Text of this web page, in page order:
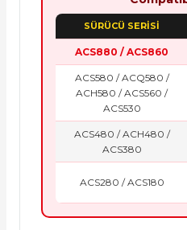
SÜRÜCÜ SERİSİ
ACS880 / ACS860
ACS580 / ACQ580 /
ACH580 / ACS560 /
ACS530
ACS480 / ACH480 /
ACS380
ACS280 / ACS180